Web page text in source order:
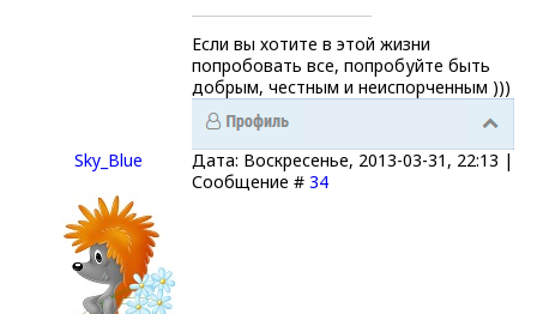
Если вы хотите в этой жизни
попробовать все, попробуйте быть
добрым, честным и неиспорченным )))
Sky_Blue
Дата: Воскресенье, 2013-03-31, 22:13 |
Сообщение # 34